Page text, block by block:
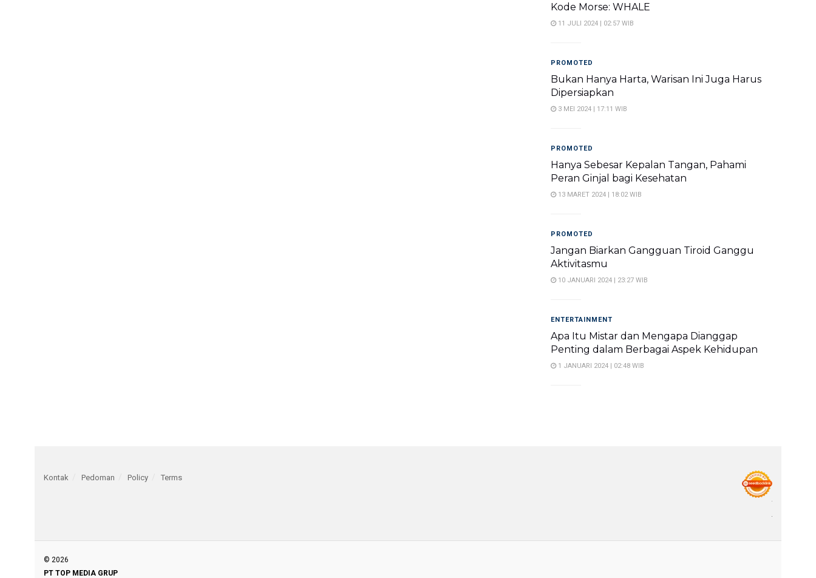
Kode Morse: WHALE
11 JULI 2024 | 02:57 WIB
PROMOTED
Bukan Hanya Harta, Warisan Ini Juga Harus
Dipersiapkan
3 MEI 2024 | 17:11 WIB
PROMOTED
Hanya Sebesar Kepalan Tangan, Pahami
Peran Ginjal bagi Kesehatan
13 MARET 2024 | 18:02 WIB
PROMOTED
Jangan Biarkan Gangguan Tiroid Ganggu
Aktivitasmu
10 JANUARI 2024 | 23:27 WIB
ENTERTAINMENT
Apa Itu Mistar dan Mengapa Dianggap
Penting dalam Berbagai Aspek Kehidupan
1 JANUARI 2024 | 02:48 WIB
Kontak Pedoman Policy Terms
© 2026
PT TOP MEDIA GRUP